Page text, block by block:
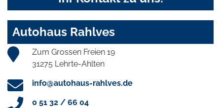
Autohaus Rahlves
Zum Grossen Freien 19
31275 Lehrte-Ahlten
info@autohaus-rahlves.de
0 51 32 / 66 04